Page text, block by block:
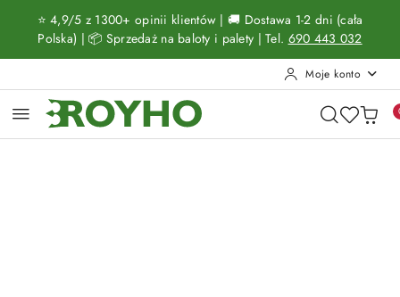
Przejdź do treści głównej
Przejdź do wyszukiwarki
Przejdź do moje konto
Przejdź do menu głównego
Przejdź do opisu produktu
Przejdź do stopki
⭐ 4,9/5 z 1300+ opinii klientów | 🚚 Dostawa 1-2 dni (cała
Polska) | 📦 Sprzedaż na baloty i palety | Tel. 690 443 032
Moje konto